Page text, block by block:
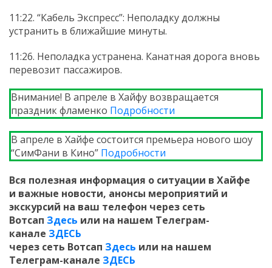
11:22. “Кабель Экспресс”: Неполадку должны
устранить в ближайшие минуты.
11:26. Неполадка устранена. Канатная дорога вновь
перевозит пассажиров.
Внимание! В апреле в Хайфу возвращается
праздник фламенко Подробности
В апреле в Хайфе состоится премьера нового шоу
“СимФани в Кино” Подробности
Вся полезная информация о ситуации в Хайфе
и важные новости, анонсы мероприятий и
экскурсий на ваш телефон через сеть
Вотсап Здесь или на нашем Телеграм-
канале ЗДЕСЬ
через сеть Вотсап Здесь или на нашем
Телеграм-канале ЗДЕСЬ